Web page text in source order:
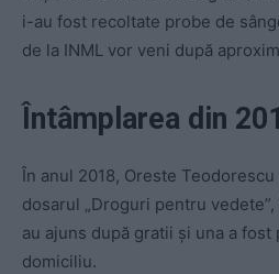
i-au fost recoltate probe de
de la INML vor veni după
Întâmplarea din
În anul 2018, Oreste
dosarul „Droguri pentru
au ajuns după gratii și una a fost
domiciliu.